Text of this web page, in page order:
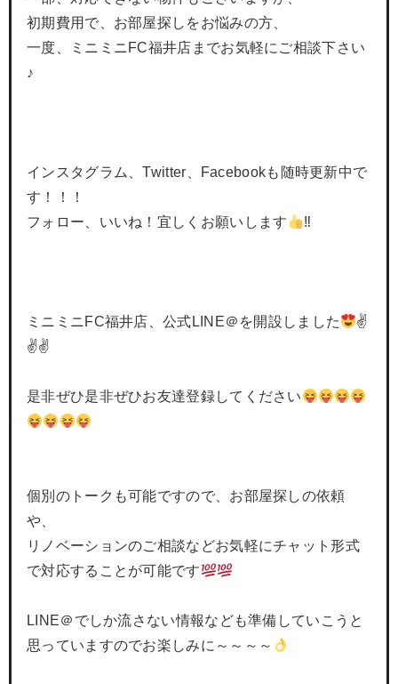
初期費用で、お部屋探しをお悩みの方、
一度、ミニミニFC福井店までお気軽にご相談下さい
♪
インスタグラム、Twitter、Facebookも随時更新中で
す！！！
フォロー、いいね！宜しくお願いします
‼
ミニミニFC福井店、公式LINE＠を開設しました
✌
✌✌
是非ぜひ是非ぜひお友達登録してください
個別のトークも可能ですので、お部屋探しの依頼
や、
リノベーションのご相談などお気軽にチャット形式
で対応することが可能です
LINE＠でしか流さない情報なども準備していこうと
思っていますのでお楽しみに～～～～